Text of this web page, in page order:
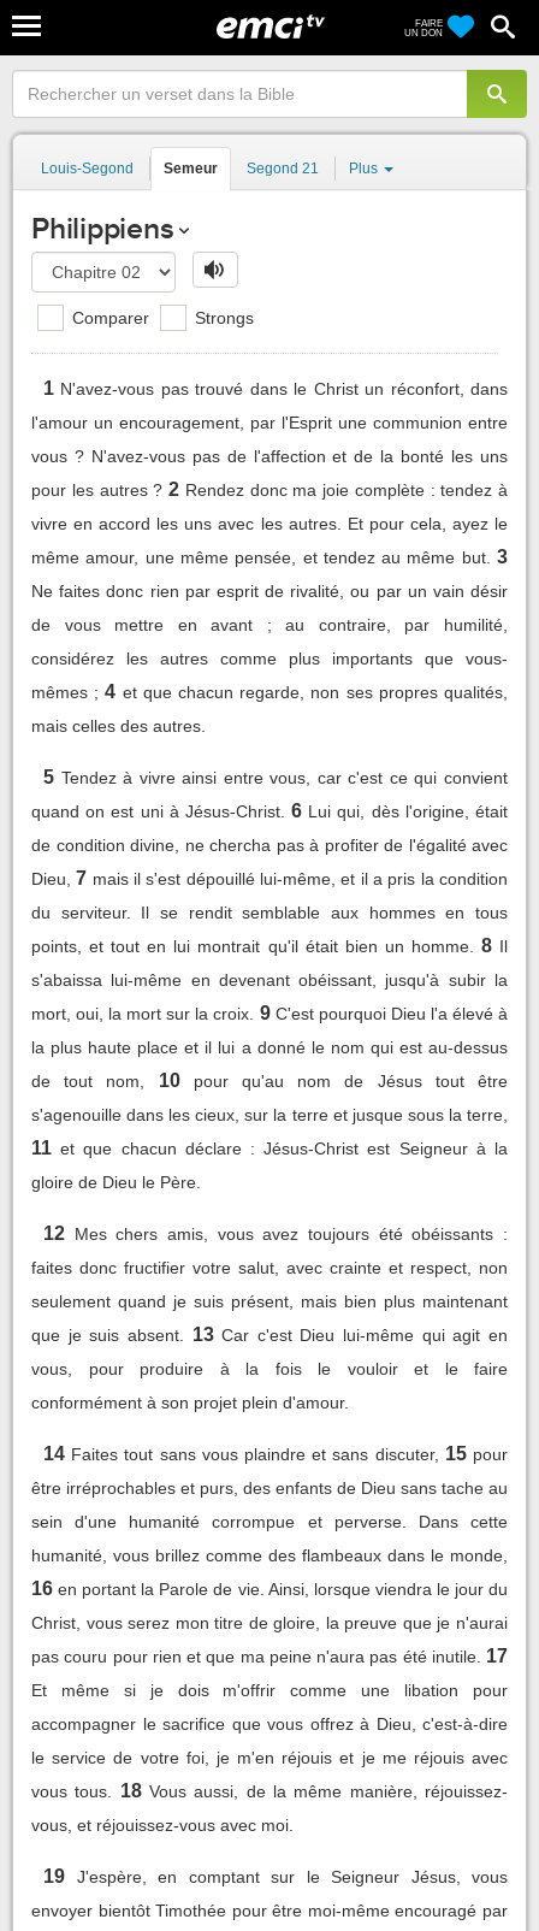
FAIRE
UN DON
Louis-Segond Semeur Segond 21 Plus
Philippiens
Comparer Strongs
1 N'avez-vous pas trouvé dans le Christ un réconfort, dans
l'amour un encouragement, par l'Esprit une communion entre
vous ? N'avez-vous pas de l'affection et de la bonté les uns
pour les autres ? 2 Rendez donc ma joie complète : tendez à
vivre en accord les uns avec les autres. Et pour cela, ayez le
même amour, une même pensée, et tendez au même but. 3
Ne faites donc rien par esprit de rivalité, ou par un vain désir
de vous mettre en avant ; au contraire, par humilité,
considérez les autres comme plus importants que vous-
mêmes ; 4 et que chacun regarde, non ses propres qualités,
mais celles des autres.
5 Tendez à vivre ainsi entre vous, car c'est ce qui convient
quand on est uni à Jésus-Christ. 6 Lui qui, dès l'origine, était
de condition divine, ne chercha pas à profiter de l'égalité avec
Dieu, 7 mais il s'est dépouillé lui-même, et il a pris la condition
du serviteur. Il se rendit semblable aux hommes en tous
points, et tout en lui montrait qu'il était bien un homme.
8 Il
s'abaissa lui-même en devenant obéissant, jusqu'à subir la
mort, oui, la mort sur la croix. 9 C'est pourquoi Dieu l'a élevé à
la plus haute place et il lui a donné le nom qui est au-dessus
de tout nom,
10
pour qu'au nom de Jésus tout être
s'agenouille dans les cieux, sur la terre et jusque sous la terre,
11 et que chacun déclare : Jésus-Christ est Seigneur à la
gloire de Dieu le Père.
12 Mes chers amis, vous avez toujours été obéissants :
faites donc fructifier votre salut, avec crainte et respect, non
seulement quand je suis présent, mais bien plus maintenant
que je suis absent.
13 Car c'est Dieu lui-même qui agit en
vous, pour produire à la fois le vouloir et le faire
conformément à son projet plein d'amour.
14 Faites tout sans vous plaindre et sans discuter, 15 pour
être irréprochables et purs, des enfants de Dieu sans tache au
sein d'une humanité corrompue et perverse. Dans cette
humanité, vous brillez comme des flambeaux dans le monde,
16 en portant la Parole de vie. Ainsi, lorsque viendra le jour du
Christ, vous serez mon titre de gloire, la preuve que je n'aurai
pas couru pour rien et que ma peine n'aura pas été inutile. 17
Et même si je dois m'offrir comme une libation pour
accompagner le sacrifice que vous offrez à Dieu, c'est-à-dire
le service de votre foi, je m'en réjouis et je me réjouis avec
vous tous.
18 Vous aussi, de la même manière, réjouissez-
vous, et réjouissez-vous avec moi.
19
J'espère, en comptant sur le Seigneur Jésus, vous
envoyer bientôt Timothée pour être moi-même encouragé par